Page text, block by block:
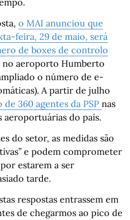
o MAI anunciou que
feira, 29 de maio, será
de boxes de controlo
no aeroporto Humberto
o número de e-
A partir de julho
360 agentes da PSP nas
do país.
do setor, as medidas são
e podem comprometer
estarem a ser
tarde.
respostas entrassem em
de chegarmos ao pico de